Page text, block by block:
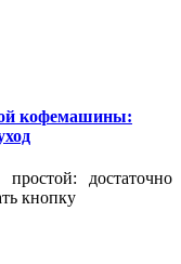
кофемашины:
достаточно
кнопку